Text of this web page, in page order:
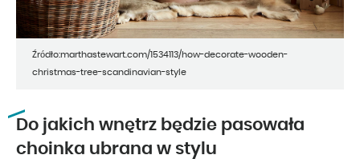
Źródło:marthastewart.com/1534113/how-decorate-wooden-
christmas-tree-scandinavian-style
Do jakich wnętrz będzie pasowała
choinka ubrana w stylu